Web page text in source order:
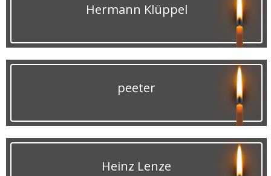
Hermann Klüppel
peeter
Heinz Lenze